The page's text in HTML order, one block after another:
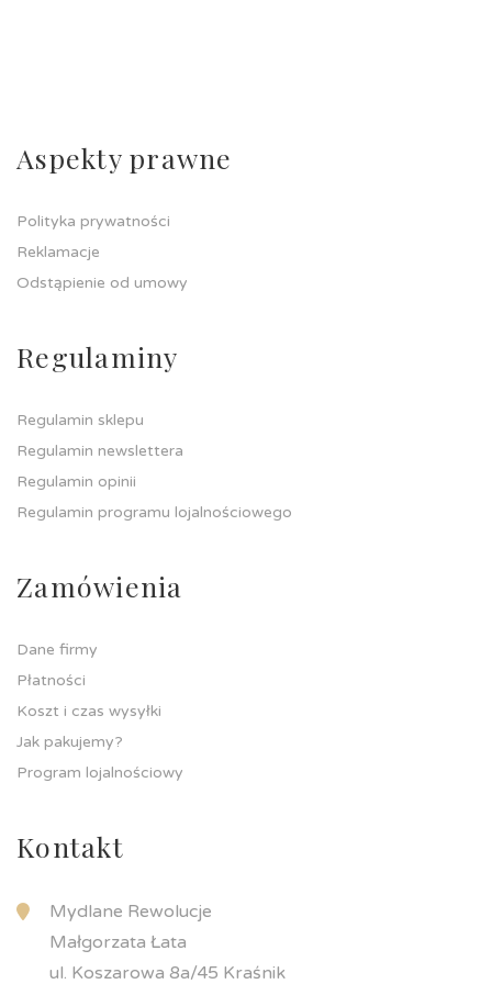
Aspekty prawne
Polityka prywatności
Reklamacje
Odstąpienie od umowy
Regulaminy
Regulamin sklepu
Regulamin newslettera
Regulamin opinii
Regulamin programu lojalnościowego
Zamówienia
Dane firmy
Płatności
Koszt i czas wysyłki
Jak pakujemy?
Program lojalnościowy
Kontakt
Mydlane Rewolucje
Małgorzata Łata
ul. Koszarowa 8a/45 Kraśnik